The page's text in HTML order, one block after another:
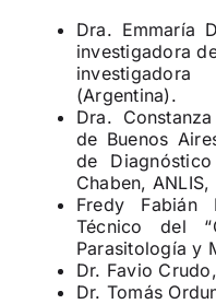
Dra. Emmaría
investigadora
(Argentina).
Dra.
de Buenos
de
Chaben,
Fredy Fabián
Técnico del
Parasitología y
Dr. Favio
Dr. Tomás